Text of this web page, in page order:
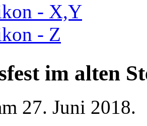
- X,Y
- Z
im alten
27. Juni 2018.